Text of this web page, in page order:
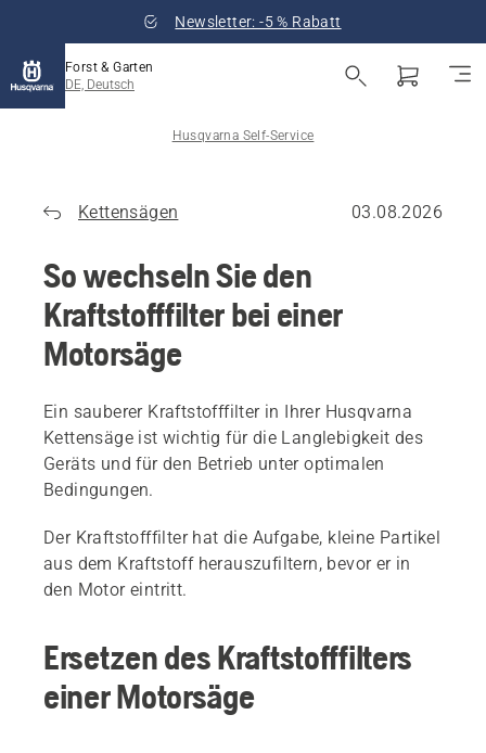
Newsletter: -5 % Rabatt
Forst & Garten
DE, Deutsch
Husqvarna Self-Service
Kettensägen 03.08.2026
So wechseln Sie den
Kraftstofffilter bei einer
Motorsäge
Ein sauberer Kraftstofffilter in Ihrer Husqvarna
Kettensäge ist wichtig für die Langlebigkeit des
Geräts und für den Betrieb unter optimalen
Bedingungen.
Der Kraftstofffilter hat die Aufgabe, kleine Partikel
aus dem Kraftstoff herauszufiltern, bevor er in
den Motor eintritt.
Ersetzen des Kraftstofffilters
einer Motorsäge